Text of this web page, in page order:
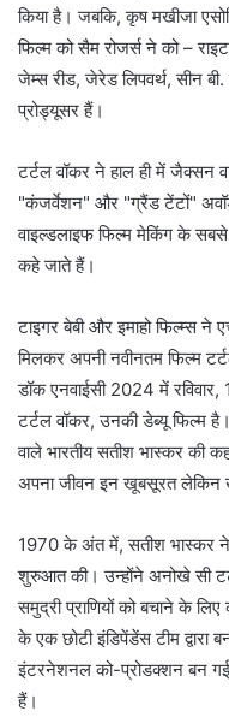
किया है। जबकि, कृष मखीजा
फिल्म को सैम रोजर्स ने को –
जेम्स रीड, जेरेड लिपवर्थ, सीन
प्रोड्यूसर हैं।
टर्टल वॉकर ने हाल ही में जैक्सन
"कंजर्वेशन" और "ग्रैंड टेंटों"
वाइल्डलाइफ फिल्म मेकिंग के
कहे जाते हैं।
टाइगर बेबी और इमाहो फिल्म्स
मिलकर अपनी नवीनतम फिल्म
डॉक एनवाईसी 2024 में रविवार,
टर्टल वॉकर, उनकी डेब्यू
वाले भारतीय सतीश भास्कर की
अपना जीवन इन खूबसूरत लेकिन
1970 के अंत में, सतीश भास्कर ने
शुरुआत की। उन्होंने अनोखे सी
समुद्री प्राणियों को बचाने के
के एक छोटी इंडिपेंडेंस टीम द्वारा
इंटरनेशनल को-प्रोडक्शन बन गई
हैं।